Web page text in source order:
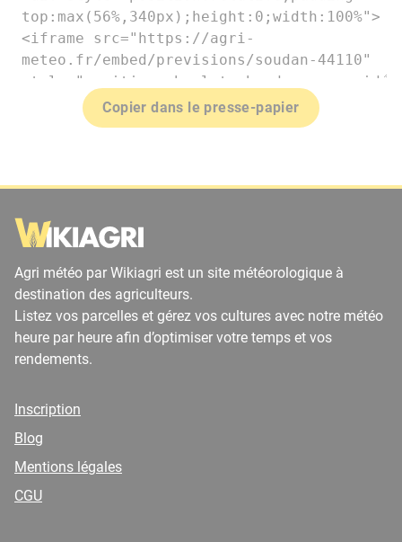
Copier dans le presse-papier
Agri météo par Wikiagri est un site météorologique à
destination des agriculteurs.
Listez vos parcelles et gérez vos cultures avec notre météo
heure par heure afin d’optimiser votre temps et vos
rendements.
Inscription
Blog
Mentions légales
CGU